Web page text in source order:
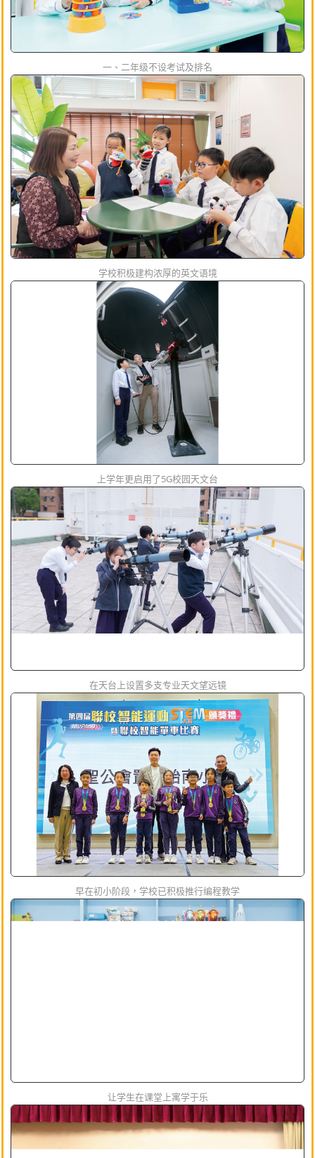
一、二年级不设考试及排名
学校积极建构浓厚的英文语境
上学年更启用了5G校园天文台
在天台上设置多支专业天文望远镜
早在初小阶段，学校已积极推行编程教学
让学生在课堂上寓学于乐